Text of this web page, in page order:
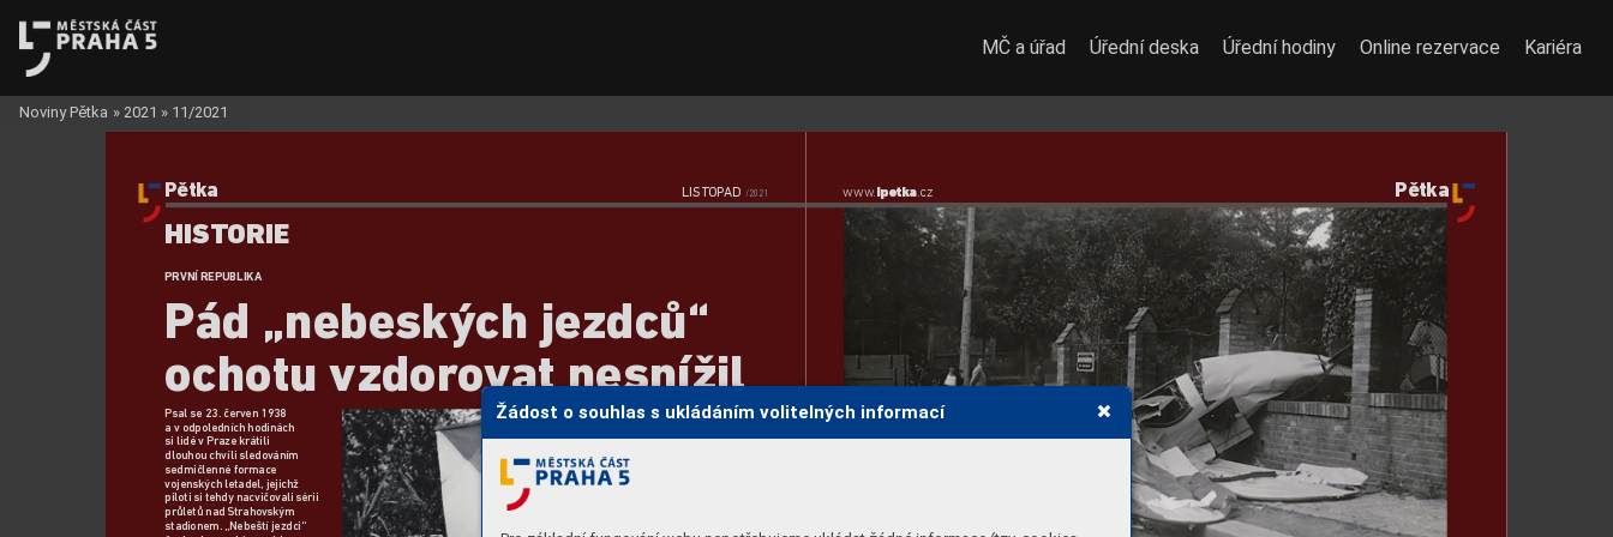
Žádost o souhlas s ukládáním volitelných informací
HISTORIE
Pětka LISTOPAD /2021
PRVNÍ REPUBLIKA
Pád „nebeských jezdců“
ochotu vzdorovat nesnížil
Psal se 23. červen 1938
avodpoledních hodinách
si lidé vPraze krátili
dlouhou chvíli sledováním
sedmičlenné formace
vojenských letadel, jejichž
piloti si tehdy nacvičovali sérii
průletů nad Strahovským
stadionem. „Nebeští jezdci“
www. ipetka.cz Pětka
MČ a úřad Úřední deska Úřední hodiny Online rezervace Kariéra
Noviny Pětka » 2021 » 11/2021